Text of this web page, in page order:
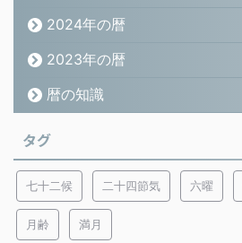
2024年の暦
2023年の暦
暦の知識
タグ
七十二候 二十四節気 六曜
月齢 満月